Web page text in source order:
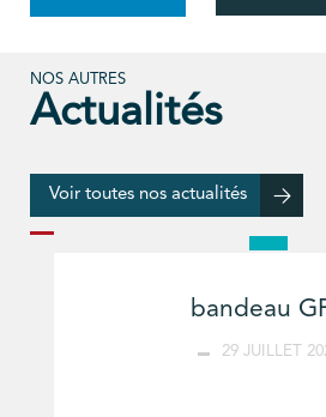
NOS AUTRES
Actualités
Voir toutes nos actualités
bandeau
29 JUILLET